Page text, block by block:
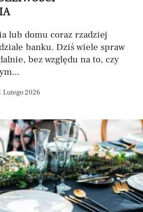
lub domu coraz rzadziej
banku. Dziś wiele spraw
bez względu na to, czy
Lutego 2026